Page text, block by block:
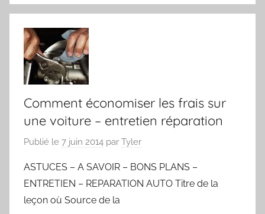
Comment économiser les frais sur
une voiture – entretien réparation
Publié le 7 juin 2014 par Tyler
ASTUCES – A SAVOIR – BONS PLANS –
ENTRETIEN – REPARATION AUTO Titre de la
leçon où Source de la